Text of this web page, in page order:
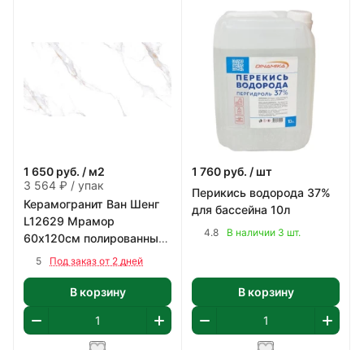
1 650 руб. / м2
3 564 ₽ / упак
Керамогранит Ван Шенг
L12629 Мрамор
60х120см полированный
цвет белый с коричнево-
5 Под заказ от 2 дней
В корзину
1 760 руб. / шт
Перикись водорода 37%
для бассейна 10л
4.8 В наличии 3 шт.
В корзину